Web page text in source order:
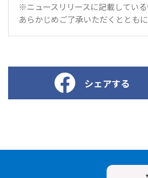
※ニュースリリースに記載してい
あらかじめご了承いただくととも
シェアする